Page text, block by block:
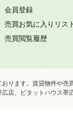
会員登録
売買お気に入りリス
売買閲覧履歴
ります。賃貸物件や
店、ピタットハウス